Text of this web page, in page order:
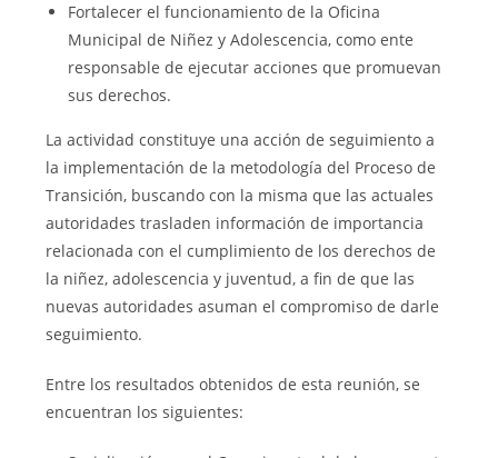
Fortalecer el funcionamiento de la Oficina
Municipal de Niñez y Adolescencia, como ente
responsable de ejecutar acciones que promuevan
sus derechos.
La actividad constituye una acción de seguimiento a
la implementación de la metodología del Proceso de
Transición, buscando con la misma que las actuales
autoridades trasladen información de importancia
relacionada con el cumplimiento de los derechos de
la niñez, adolescencia y juventud, a fin de que las
nuevas autoridades asuman el compromiso de darle
seguimiento.
Entre los resultados obtenidos de esta reunión, se
encuentran los siguientes: